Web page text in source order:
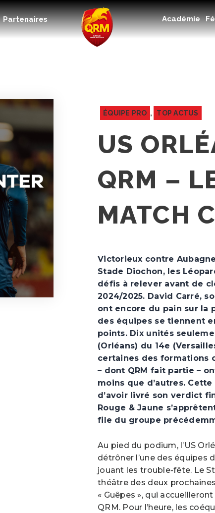
Partenaires Académie
Académie
Féminines
Organisme de formation
ÉQUIPE PRO , TOP ACTUS
US
QRM –
MATCH
Victorieux contre
Stade Diochon, les
défis à relever avant de
2024/2025. David Carré,
ont encore du pain sur la
des équipes se tiennent
points. Dix unités
(Orléans) du 14e
certaines des formations
– dont QRM fait partie –
moins que d’autres.
d’avoir livré son verdict
Rouge & Jaune
file du groupe
Au pied du podium, l’US
détrôner l’une des équipes
jouant les trouble-fête. Le
théâtre des deux
« Guêpes », qui
QRM. Pour l’heure, les